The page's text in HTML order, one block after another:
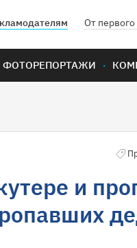
От первого
ФОТОРЕПОРТАЖИ
и